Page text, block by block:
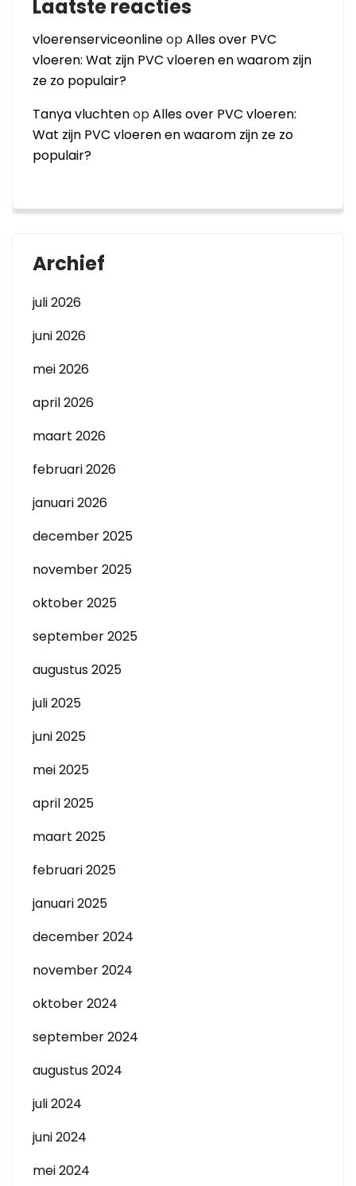
Laatste reacties
vloerenserviceonlineopAlles over PVC
vloeren: Wat zijn PVC vloeren en waarom zijn
ze zo populair?
Tanya vluchtenopAlles over PVC vloeren:
Wat zijn PVC vloeren en waarom zijn ze zo
populair?
Archief
juli 2026
juni 2026
mei 2026
april 2026
maart 2026
februari 2026
januari 2026
december 2025
november 2025
oktober 2025
september 2025
augustus 2025
juli 2025
juni 2025
mei 2025
april 2025
maart 2025
februari 2025
januari 2025
december 2024
november 2024
oktober 2024
september 2024
augustus 2024
juli 2024
juni 2024
mei 2024